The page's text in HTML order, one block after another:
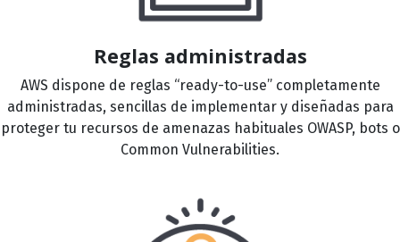
Reglas administradas
AWS dispone de reglas “ready-to-use” completamente
administradas, sencillas de implementar y diseñadas para
proteger tu recursos de amenazas habituales OWASP, bots o
Common Vulnerabilities.